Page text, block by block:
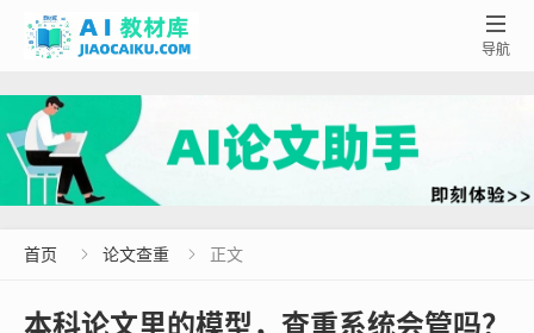

导航
首页  论文查重  正文
本科论文里的模型，查重系统会管吗？